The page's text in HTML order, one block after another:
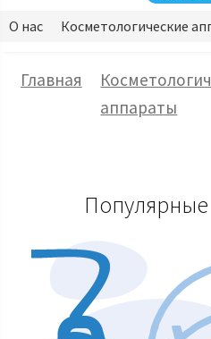
О нас Косметологические
Главная
аппараты